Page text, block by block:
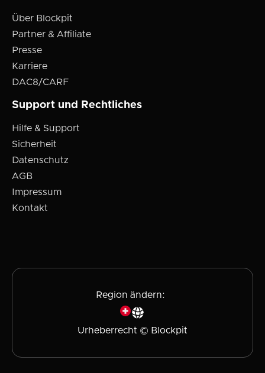
Über Blockpit
Partner & Affiliate
Presse
Karriere
DAC8/CARF
Support und Rechtliches
Hilfe & Support
Sicherheit
Datenschutz
AGB
Impressum
Kontakt
Region ändern:
Urheberrecht © Blockpit